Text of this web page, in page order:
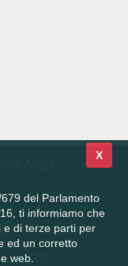
X
del Parlamento
ti informiamo che
e di terze parti per
ed un corretto
web.